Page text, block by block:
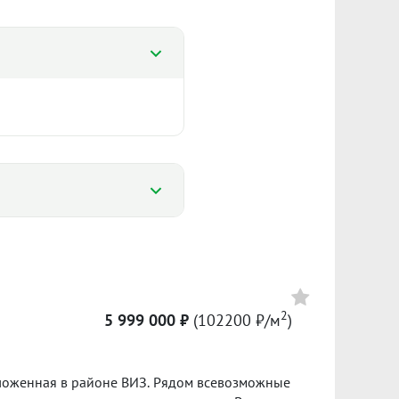
%
101 754 ₽/м²
I пол. 2026
5 999 000 ₽ (102200 ₽/м2)
в районе ВИЗ. Рядом всевозможные